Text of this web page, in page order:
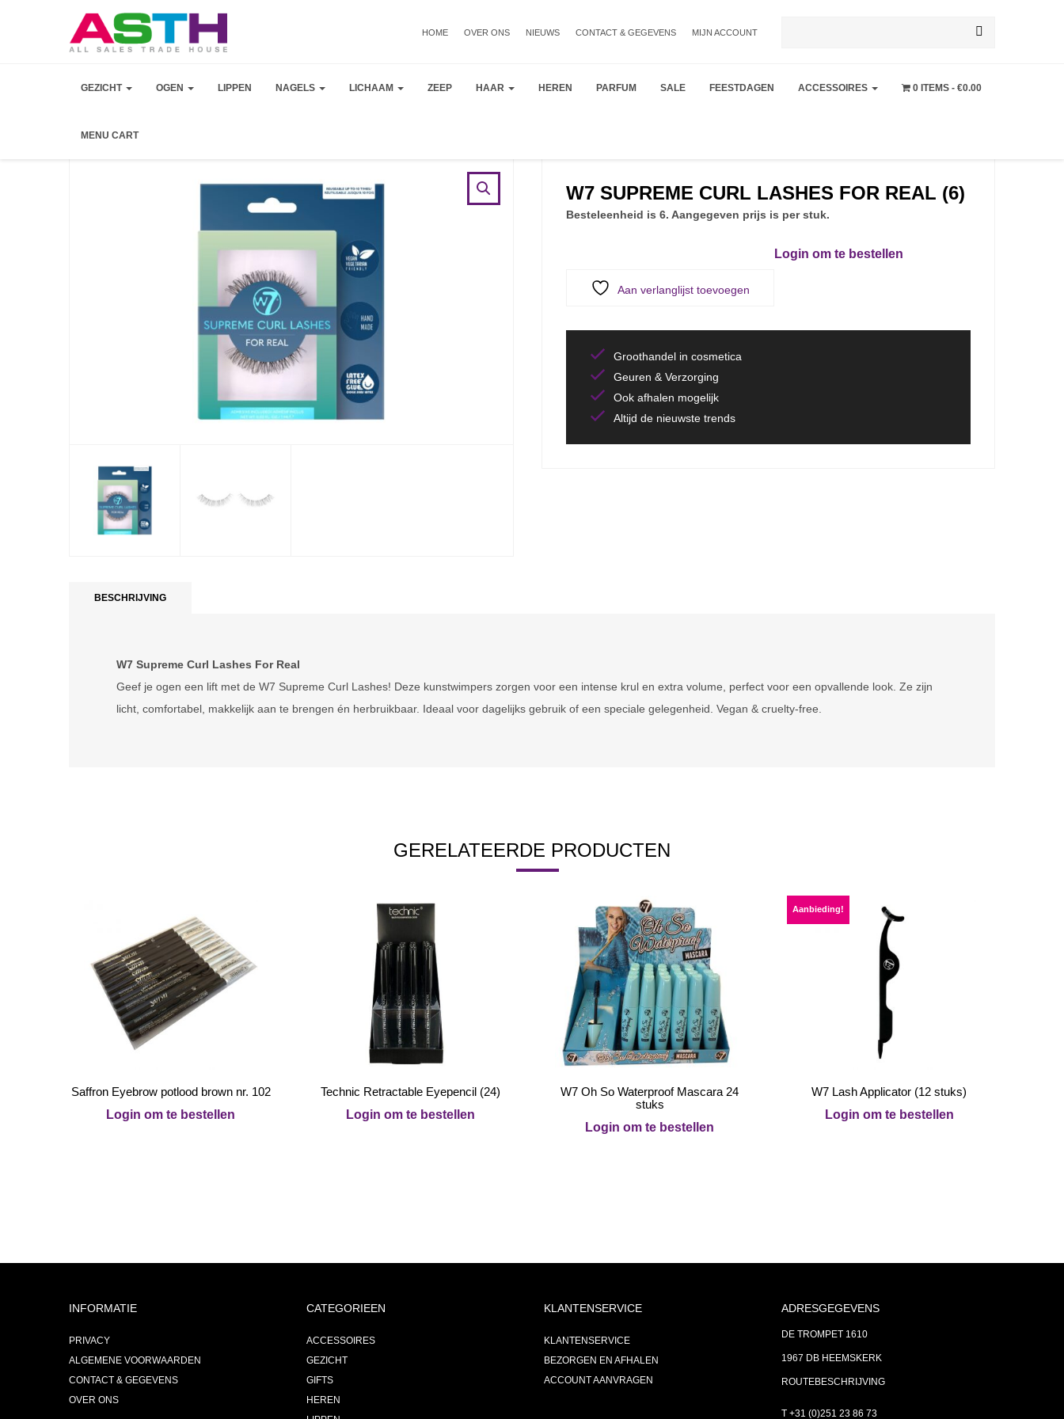
HOME OVER ONS NIEUWS CONTACT & GEGEVENS MIJN ACCOUNT
naar:
GEZICHT OGEN LIPPEN NAGELS LICHAAM ZEEP HAAR HEREN PARFUM SALE FEESTDAGEN ACCESSOIRES 0 ITEMS €0.00
MENU CART
W7 SUPREME CURL LASHES FOR REAL (6)
Besteleenheid is 6. Aangegeven prijs is per stuk.
Aan verlanglijst toevoegen
Login om te bestellen
Groothandel in cosmetica
Geuren & Verzorging
Ook afhalen mogelijk
Altijd de nieuwste trends
BESCHRIJVING
W7 Supreme Curl Lashes For Real
Geef je ogen een lift met de W7 Supreme Curl Lashes! Deze kunstwimpers zorgen voor een intense krul en extra volume, perfect voor een opvallende look. Ze zijn
licht, comfortabel, makkelijk aan te brengen én herbruikbaar. Ideaal voor dagelijks gebruik of een speciale gelegenheid. Vegan & cruelty-free.
GERELATEERDE PRODUCTEN
Saffron Eyebrow potlood brown nr. 102
Login om te bestellen
Technic Retractable Eyepencil (24)
Login om te bestellen
W7 Oh So Waterproof Mascara 24
stuks
Login om te bestellen
Aanbieding!
W7 Lash Applicator (12 stuks)
Login om te bestellen
INFORMATIE
PRIVACY
ALGEMENE VOORWAARDEN
CONTACT & GEGEVENS
OVER ONS
CATEGORIEEN
ACCESSOIRES
GEZICHT
GIFTS
HEREN
KLANTENSERVICE
KLANTENSERVICE
BEZORGEN EN AFHALEN
ACCOUNT AANVRAGEN
ADRESGEGEVENS
DE TROMPET 1610
1967 DB HEEMSKERK
ROUTEBESCHRIJVING
T +31 (0)251 23 86 73